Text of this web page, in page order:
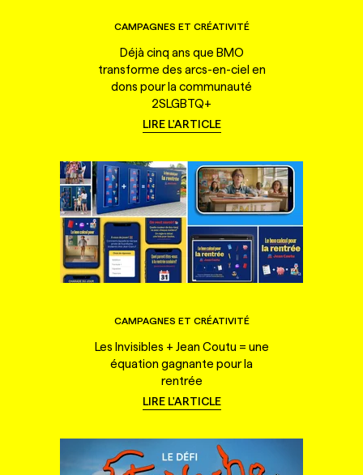
CAMPAGNES ET CRÉATIVITÉ
Déjà cinq ans que BMO
transforme des arcs-en-ciel en
dons pour la communauté
2SLGBTQ+
LIRE L'ARTICLE
CAMPAGNES ET CRÉATIVITÉ
Les Invisibles + Jean Coutu = une
équation gagnante pour la
rentrée
LIRE L'ARTICLE